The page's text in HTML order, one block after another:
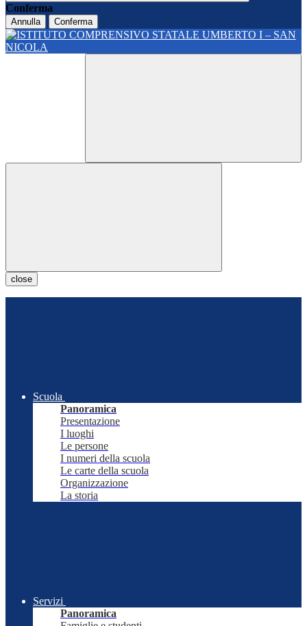
Conferma
Annulla Conferma
close
Scuola
Panoramica
Presentazione
I luoghi
Le persone
I numeri della scuola
Le carte della scuola
Organizzazione
La storia
Servizi
Panoramica